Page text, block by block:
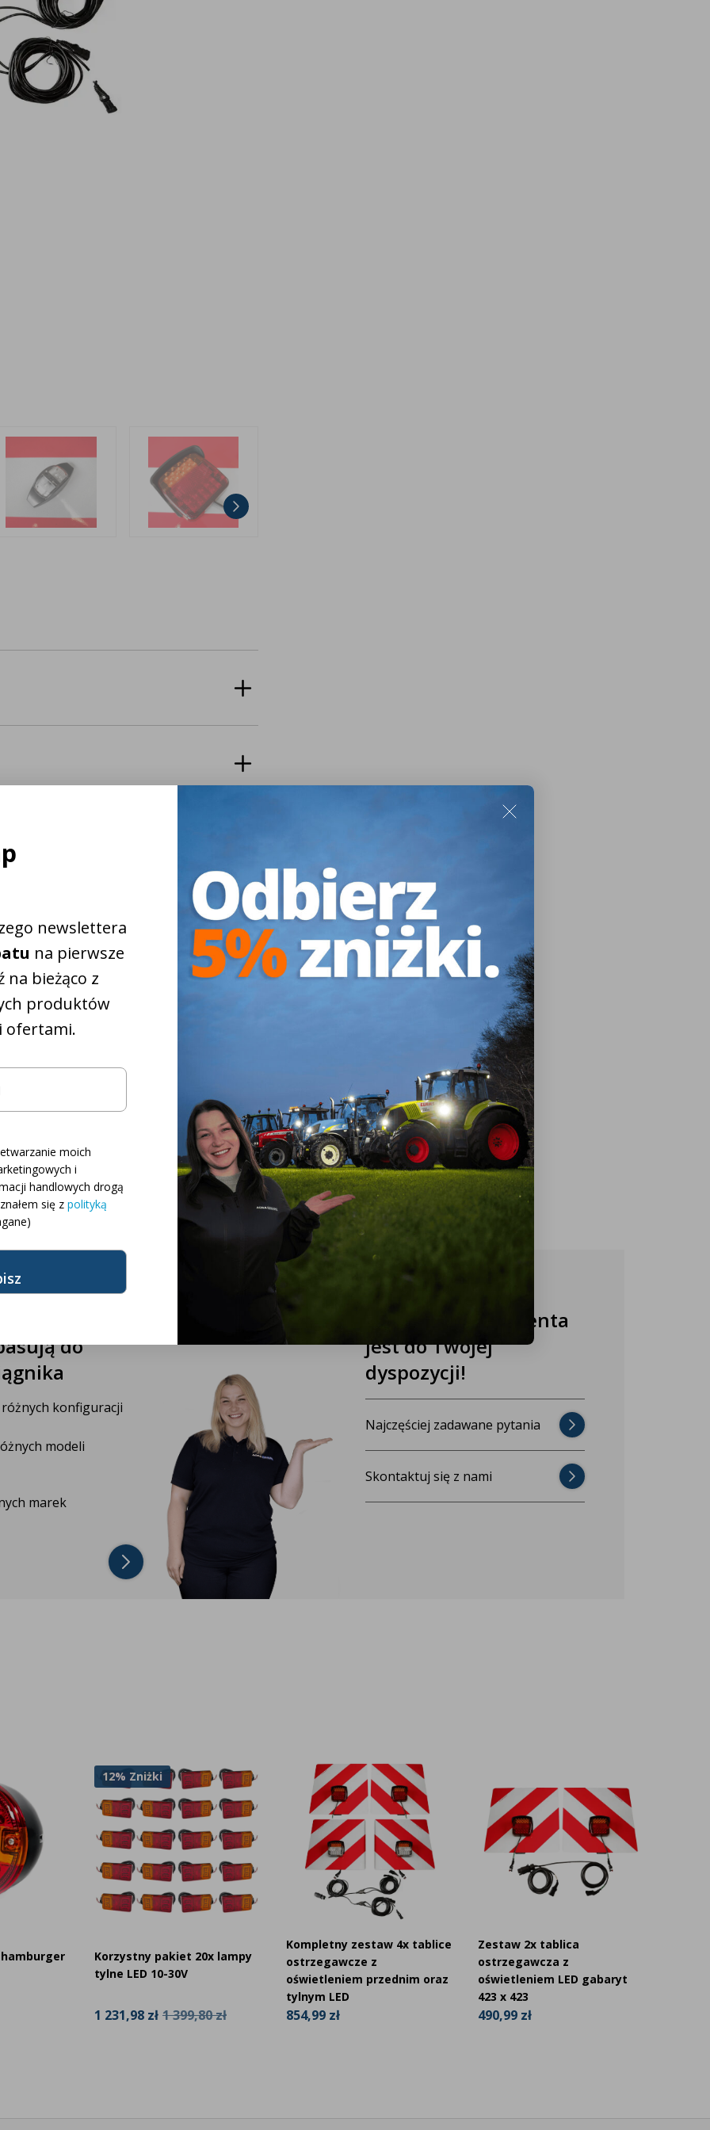
ze światłem obrysowym
oraz wodoodporne złącza
kierunkowskaz
przodu oraz lampę tylną z 3 funkcjami.
do
konfiguracji
modeli
marek
Nasza obsługa klienta
jest do Twojej
dyspozycji!
Najczęściej zadawane pytania
Skontaktuj się z nami
hamburger
12% Zniżki
Korzystny pakiet 20x lampy
tylne LED 10-30V
1 231,98 zł 1 399,80 zł
Kompletny zestaw 4x tablice
ostrzegawcze z
oświetleniem przednim oraz
tylnym LED
854,99 zł
Zestaw 2x tablica
ostrzegawcza z
oświetleniem LED gabaryt
423 x 423
490,99 zł
newslettera
na pierwsze
na bieżąco z
produktów
ofertami.
moich
i
handlowych drogą
się z polityką